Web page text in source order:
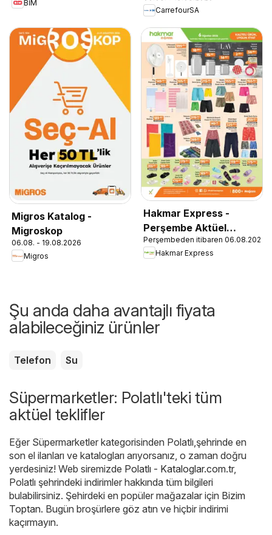
BİM
CarrefourSA
Migros Katalog -
Migroskop
06.08. - 19.08.2026
Migros
Hakmar Express -
Perşembe Aktüel
Ürünler
Perşembeden itibaren 06.08.2026
Hakmar Express
Şu anda daha avantajlı fiyata
alabileceğiniz ürünler
Telefon Su
Süpermarketler: Polatlı'teki tüm
aktüel teklifler
Eğer Süpermarketler kategorisinden Polatlı,şehrinde en
son el ilanları ve katalogları arıyorsanız, o zaman doğru
yerdesiniz! Web siremizde Polatlı - Kataloglar.com.tr,
Polatlı şehrindeki indirimler hakkında tüm bilgileri
bulabilirsiniz. Şehirdeki en popüler mağazalar için Bizim
Toptan. Bugün broşürlere göz atın ve hiçbir indirimi
kaçırmayın.